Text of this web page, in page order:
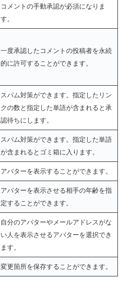
コメントの手動承認が必須になりま
す。
一度承認したコメントの投稿者を永続
的に許可することができます。
スパム対策ができます。指定したリン
クの数と指定した単語が含まれると承
認待ちにします。
スパム対策ができます。指定した単語
が含まれるとゴミ箱に入ります。
アバターを表示することができます。
アバターを表示させる相手の年齢を指
定することができます。
自分のアバターやメールアドレスがな
い人を表示させるアバターを選択でき
ます。
変更箇所を保存することができます。